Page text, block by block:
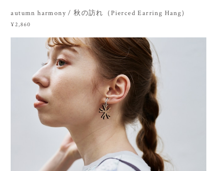
autumn harmony / 秋の訪れ（Pierced Earring Hang）
¥2,860